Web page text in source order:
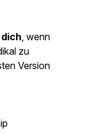
, wenn
zu
Version